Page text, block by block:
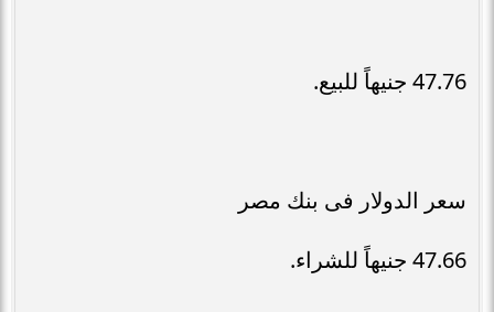
47.76 جنيهاً للبيع.
سعر الدولار فى بنك مصر
47.66 جنيهاً للشراء.